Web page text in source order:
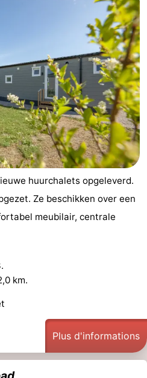
huurchalets opgeleverd.
Ze beschikken over een
meubilair, centrale
km.
Plus d'informations